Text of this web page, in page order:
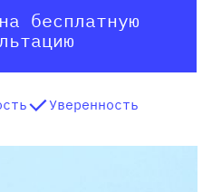
бесплатную
Уверенность